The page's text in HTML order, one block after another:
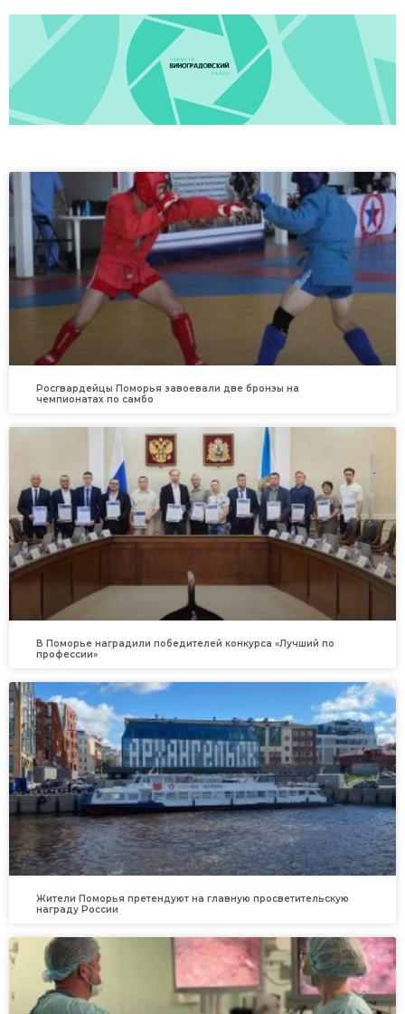
Росгвардейцы Поморья завоевали две бронзы на
чемпионатах по самбо
В Поморье наградили победителей конкурса «Лучший по
профессии»
Жители Поморья претендуют на главную просветительскую
награду России